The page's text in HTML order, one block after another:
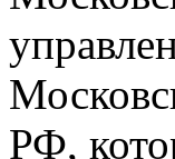
РФ,